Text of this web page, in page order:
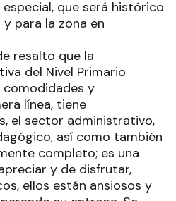
que será histórico
para la zona en
resalto que la
del Nivel Primario
y
línea, tiene
el sector administrativo,
así como también
completo; es una
y de disfrutar,
ellos están ansiosos y